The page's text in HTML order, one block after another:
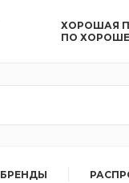
ХОРОШАЯ
ПО
БРЕНДЫ